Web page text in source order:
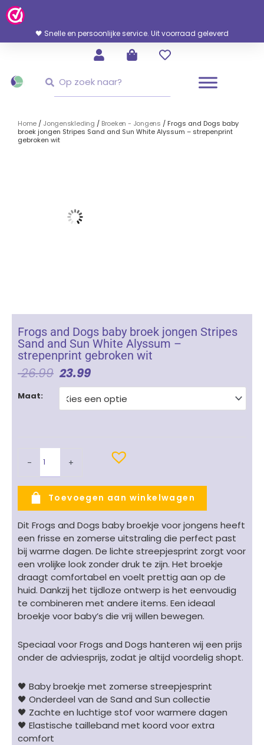
Ga
Naar
Inhoud
🖤 Snelle en persoonlijke service. Uit voorraad geleverd
Home / Jongenskleding / Broeken - Jongens / Frogs and Dogs baby
broek jongen Stripes Sand and Sun White Alyssum – strepenprint
gebroken wit
Frogs and Dogs baby broek jongen Stripes
Sand and Sun White Alyssum –
strepenprint gebroken wit
26.99 Oorspronkelijke
Prijs
Was:
€ 26.99.
23.99Huidige
Prijs
Is:
€ 23.99.
Maat:
-
Frogs
jongen
Sand
and
Sun
White
Alyssum
-
strepenprint
gebroken
wit
aantal
+
Toevoegen aan winkelwagen
Dit Frogs and Dogs baby broekje voor jongens heeft
een frisse en zomerse uitstraling die perfect past
bij warme dagen. De lichte streepjesprint zorgt voor
een vrolijke look zonder druk te zijn. Het broekje
draagt comfortabel en voelt prettig aan op de
huid. Dankzij het tijdloze ontwerp is het eenvoudig
te combineren met andere items. Een ideaal
broekje voor baby’s die vrij willen bewegen.
Speciaal voor Frogs and Dogs hanteren wij een prijs
onder de adviesprijs, zodat je altijd voordelig shopt.
🖤 Baby broekje met zomerse streepjesprint
🖤 Onderdeel van de Sand and Sun collectie
🖤 Zachte en luchtige stof voor warmere dagen
🖤 Elastische tailleband met koord voor extra
comfort